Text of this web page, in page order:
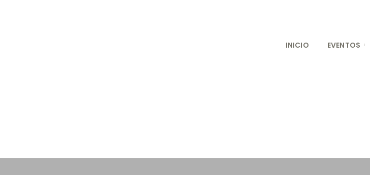
INICIO EVENTOS